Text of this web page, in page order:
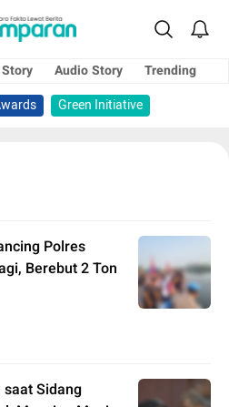
Audio Story
Trending
Green Initiative
Polres
Berebut 2 Ton
Sidang